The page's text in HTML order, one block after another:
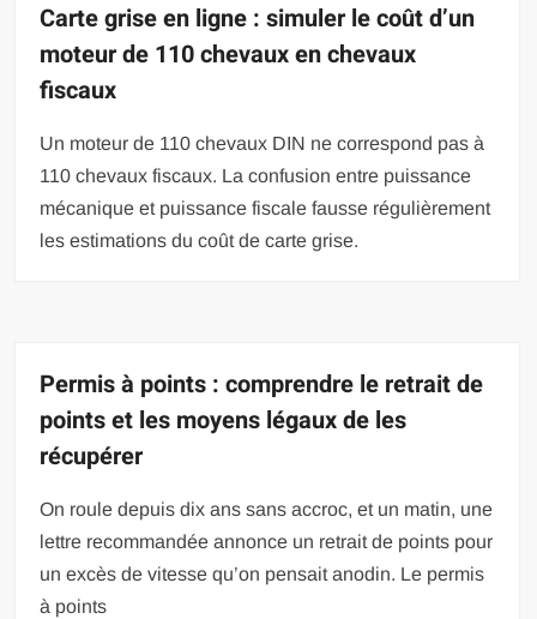
Carte grise en ligne : simuler le coût d’un
moteur de 110 chevaux en chevaux
fiscaux
Un moteur de 110 chevaux DIN ne correspond pas à
110 chevaux fiscaux. La confusion entre puissance
mécanique et puissance fiscale fausse régulièrement
les estimations du coût de carte grise.
Permis à points : comprendre le retrait de
points et les moyens légaux de les
récupérer
On roule depuis dix ans sans accroc, et un matin, une
lettre recommandée annonce un retrait de points pour
un excès de vitesse qu’on pensait anodin. Le permis
à points